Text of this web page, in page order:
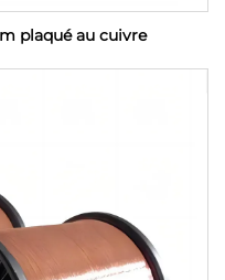
plaqué au cuivre